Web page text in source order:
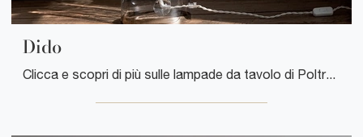
Dido
Clicca e scopri di più sulle lampade da tavolo di Poltrona Frau: il modello Dido in vetro ti attende!